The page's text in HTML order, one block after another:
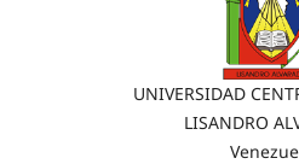
UNIVERSIDAD
LISANDRO